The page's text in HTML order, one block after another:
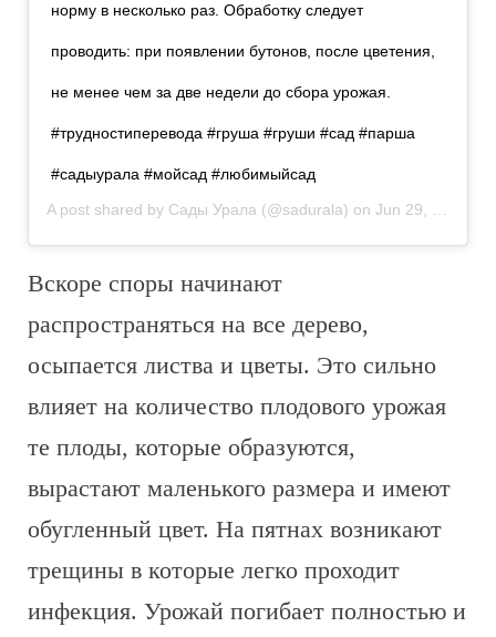
норму в несколько раз. Обработку следует
проводить: при появлении бутонов, после цветения,
не менее чем за две недели до сбора урожая.
#трудностиперевода #груша #груши #сад #парша
#садыурала #мойсад #любимыйсад
A post shared by Сады Урала (@sadurala) on Jun 29, 2020 at 5:11am PDT
Вскоре споры начинают
распространяться на все дерево,
осыпается листва и цветы. Это сильно
влияет на количество плодового урожая
те плоды, которые образуются,
вырастают маленького размера и имеют
обугленный цвет. На пятнах возникают
трещины в которые легко проходит
инфекция. Урожай погибает полностью и